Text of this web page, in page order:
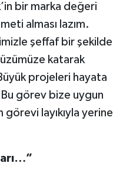
bir marka değeri
alması lazım.
şeffaf bir şekilde
katarak
projeleri hayata
görev bize uygun
layıkıyla yerine